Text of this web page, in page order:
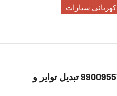
كهربائي سيارات
كراج بنشر متنقل المسايل 99009551‬ تبديل تواير و